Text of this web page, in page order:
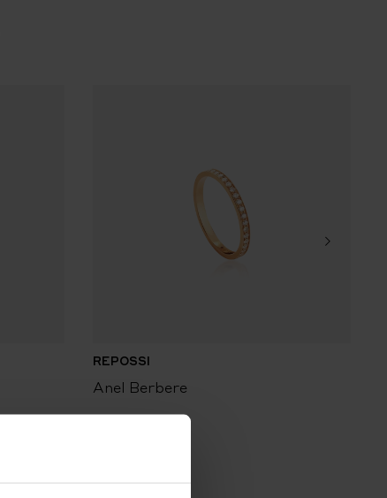
REPOSSI
Anel Berbere